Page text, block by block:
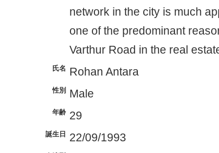
network in the city is much
one of the predominant
Varthur Road in the real
氏名 Rohan Antara
性別 Male
年齢 29
誕生日 22/09/1993